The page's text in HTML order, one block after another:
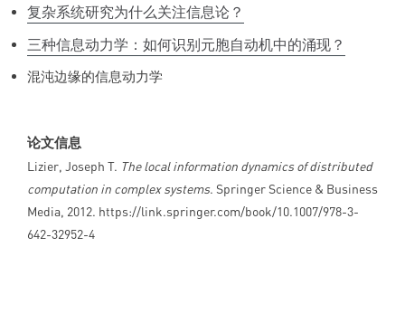
复杂系统研究为什么关注信息论？
三种信息动力学：如何识别元胞自动机中的涌现？
混沌边缘的信息动力学
论文信息
Lizier, Joseph T. The local information dynamics of distributed
computation in complex systems. Springer Science & Business
Media, 2012. https://link.springer.com/book/10.1007/978-3-
642-32952-4